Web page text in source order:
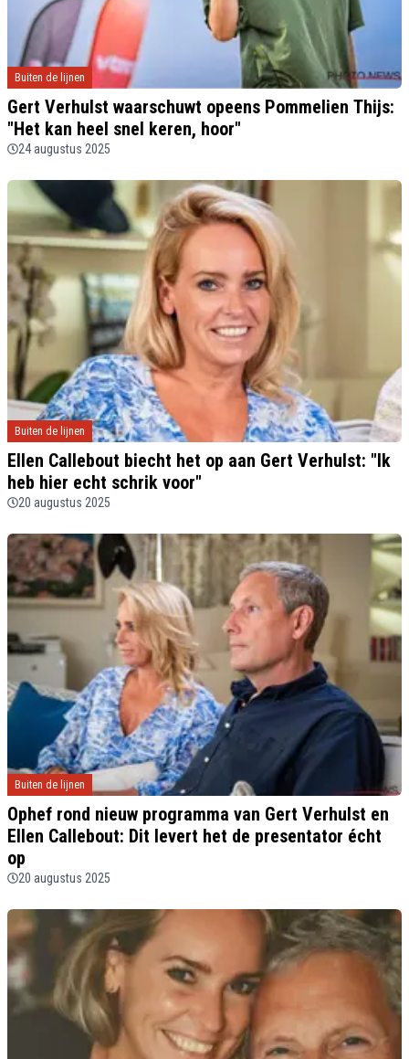
Buiten de lijnen
Gert Verhulst waarschuwt opeens Pommelien Thijs:
"Het kan heel snel keren, hoor"
24 augustus 2025
Buiten de lijnen
Ellen Callebout biecht het op aan Gert Verhulst: "Ik
heb hier echt schrik voor"
20 augustus 2025
Buiten de lijnen
Ophef rond nieuw programma van Gert Verhulst en
Ellen Callebout: Dit levert het de presentator écht
op
20 augustus 2025